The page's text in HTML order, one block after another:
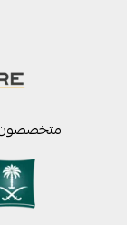
متخصصون